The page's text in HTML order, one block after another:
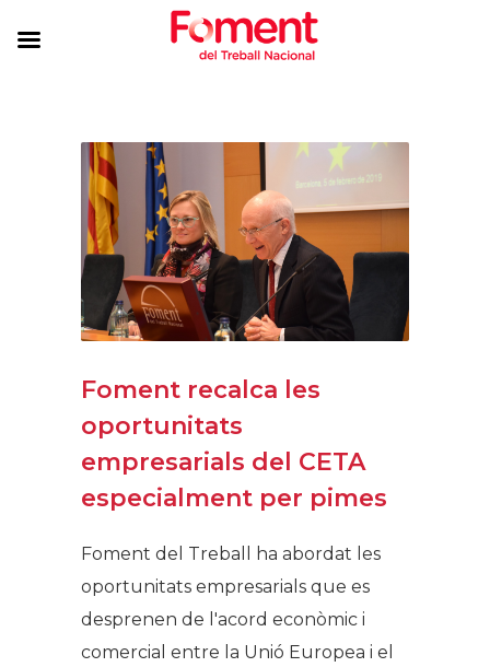
Foment recalca les
oportunitats
empresarials del CETA
especialment per pimes
Foment del Treball ha abordat les
oportunitats empresarials que es
desprenen de l'acord econòmic i
comercial entre la Unió Europea i el